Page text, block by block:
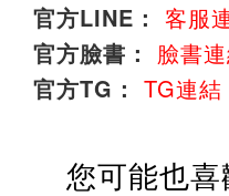
官方LINE： 客服
官方臉書： 臉書
官方TG： TG連結
您可能也喜